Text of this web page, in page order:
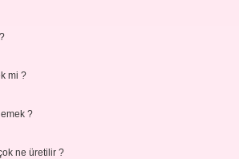
mi ?
?
ne üretilir ?